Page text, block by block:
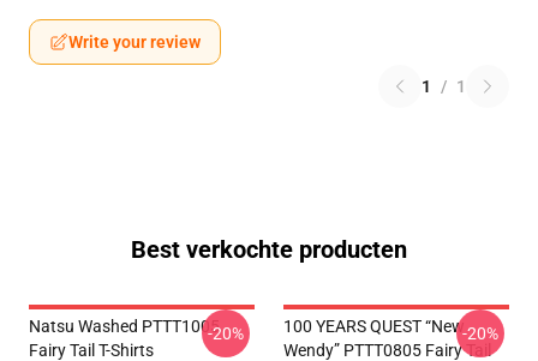
Write your review
1 / 1
Best verkochte producten
Natsu Washed PTTT1005
Fairy Tail T-Shirts
-20%
100 YEARS QUEST “New
Wendy” PTTT0805 Fairy Tail
-20%